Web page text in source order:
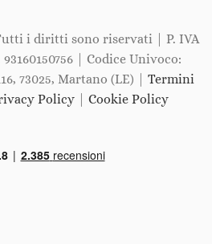
i diritti sono riservati | P. IVA
93160150756 | Codice Univoco:
73025, Martano (LE) | Termini
Policy| Cookie Policy